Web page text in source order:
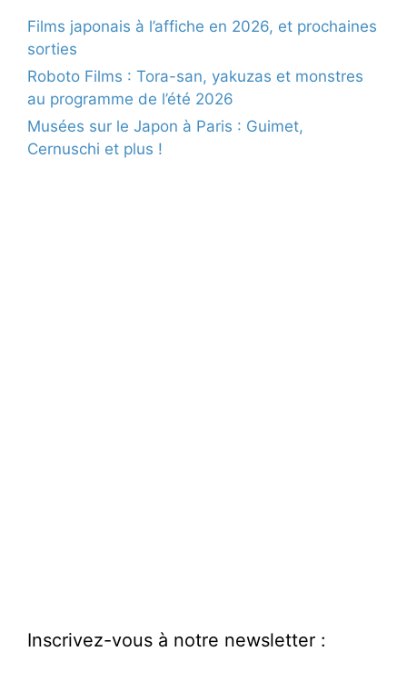
Films japonais à l’affiche en 2026, et prochaines
sorties
Roboto Films : Tora-san, yakuzas et monstres
au programme de l’été 2026
Musées sur le Japon à Paris : Guimet,
Cernuschi et plus !
Inscrivez-vous à notre newsletter :